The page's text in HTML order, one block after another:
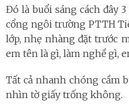
Đó là buổi sáng cách đây
cổng ngôi trường PTTH
lớp, nhẹ nhàng đặt trước
em tên là gì, làm nghề gì,
Tất cả nhanh chóng cầm
nhìn tờ giấy trống không.